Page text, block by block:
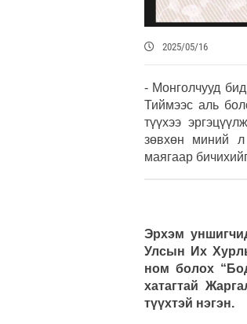
2025/05/16
- Монголчууд
Тиймээс аль
түүхээ
зөвхөн миний л
маягаар
Эрхэм
Улсын Их
ном болох
хатагтай
түүхтэй нэгэн.